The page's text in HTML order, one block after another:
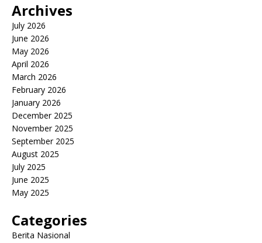
Archives
July 2026
June 2026
May 2026
April 2026
March 2026
February 2026
January 2026
December 2025
November 2025
September 2025
August 2025
July 2025
June 2025
May 2025
Categories
Berita Nasional